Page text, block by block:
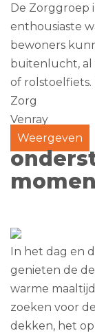
De Zorggroep
enthousiaste
bewoners
buitenlucht, al
of rolstoelfiets.
Zorg
Venray
Weergeven
In het dag en
genieten de
warme
zoeken voor
dekken, het